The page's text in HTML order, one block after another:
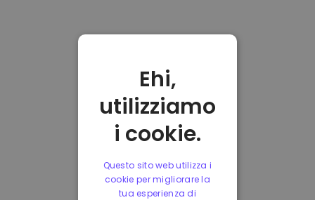
Ehi,
utilizziamo
i cookie.
Questo sito web utilizza i
cookie per migliorare la
tua esperienza di